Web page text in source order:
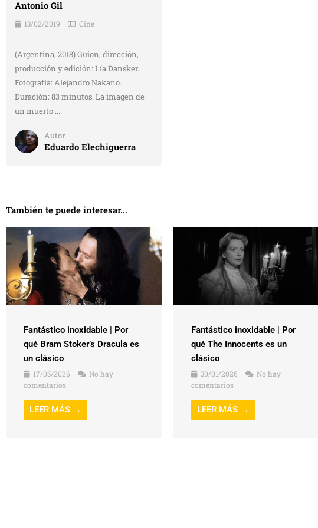
Antonio Gil
13/02/2019 Cine
(Argentina, 2018) Guion, dirección,
producción y edición: Lía Dansker.
Fotografía: Alejandro Nakano.
Duración: 83 minutos. La imagen de
un muerto ...
Autor
Eduardo Elechiguerra
También te puede interesar...
Fantástico inoxidable | Por
qué Bram Stoker’s Dracula es
un clásico
17/05/2026
No hay
comentarios
LEER MÁS →
Fantástico inoxidable | Por
qué The Innocents es un
clásico
30/01/2026
No hay
comentarios
LEER MÁS →